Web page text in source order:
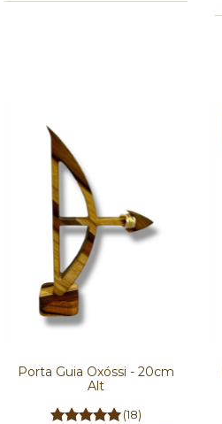
Porta Guia Oxóssi - 20cm
Alt
(18)